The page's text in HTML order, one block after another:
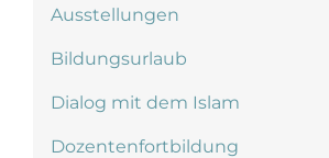
Ausstellungen
Bildungsurlaub
Dialog mit dem Islam
Dozentenfortbildung